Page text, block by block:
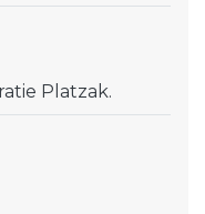
Platzak.